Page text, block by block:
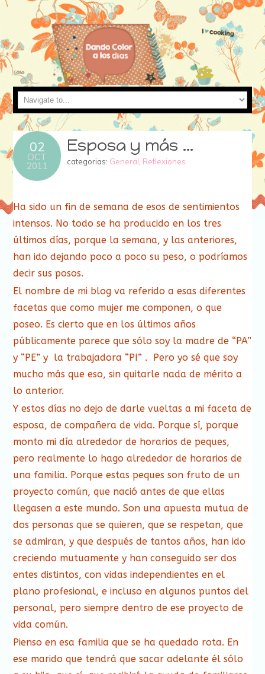
02
OCT
2011
Esposa y más …
categorias: General Reflexiones
Ha sido un fin de semana de esos de sentimientos
intensos. No todo se ha producido en los tres
últimos días, porque la semana, y las anteriores,
han ido dejando poco a poco su peso, o podríamos
decir sus posos.
El nombre de mi blog va referido a esas diferentes
facetas que como mujer me componen, o que
poseo. Es cierto que en los últimos años
públicamente parece que sólo soy la madre de “PA”
y “PE” y la trabajadora “PI” . Pero yo sé que soy
mucho más que eso, sin quitarle nada de mérito a
lo anterior.
Y estos días no dejo de darle vueltas a mi faceta de
esposa, de compañera de vida. Porque sí, porque
monto mi día alrededor de horarios de peques,
pero realmente lo hago alrededor de horarios de
una familia. Porque estas peques son fruto de un
proyecto común, que nació antes de que ellas
llegasen a este mundo. Son una apuesta mutua de
dos personas que se quieren, que se respetan, que
se admiran, y que después de tantos años, han ido
creciendo mutuamente y han conseguido ser dos
entes distintos, con vidas independientes en el
plano profesional, e incluso en algunos puntos del
personal, pero siempre dentro de ese proyecto de
vida común.
Pienso en esa familia que se ha quedado rota. En
ese marido que tendrá que sacar adelante él sólo